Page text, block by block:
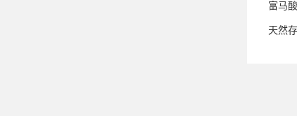
富马
天然